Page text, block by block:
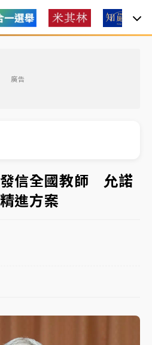
廣告
事人數！辜仲諒向法院聲請遭
檔！今線上預約開賣一度塞車
時
村！東檢抗告成功 今重開羈
豚雨彈轟3天 「紅到發紫」降
信全國教師 允諾
進方案